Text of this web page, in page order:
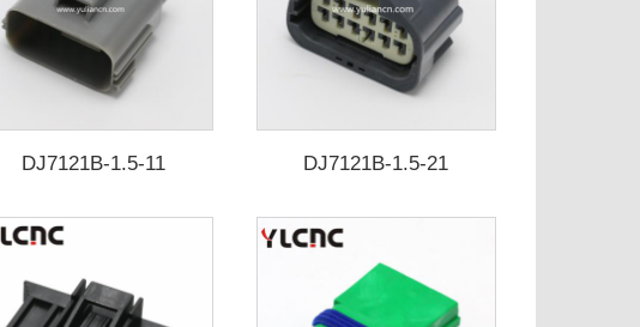
DJ7121B-1.5-11 DJ7121B-1.5-21